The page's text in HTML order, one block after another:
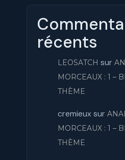
récents
LEOSATCH sur
MORCEAUX : 1 –
THÈME
cremieux sur
MORCEAUX : 1 –
THÈME